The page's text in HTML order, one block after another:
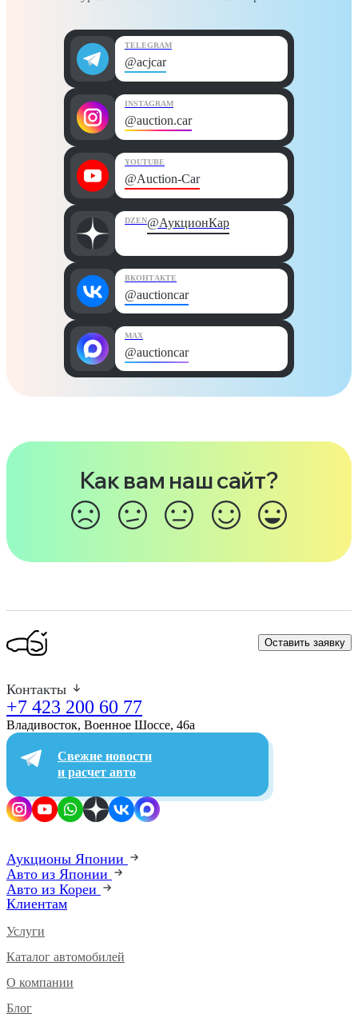
TELEGRAM
@acjcar
INSTAGRAM
@auction.car
YOUTUBE
@Auction-Car
DZEN@АукционКар
ВКОНТАКТЕ
@auctioncar
MAX
@auctioncar
Как вам наш сайт?
Оставить заявку
Контакты
+7 423 200 60 77
Владивосток, Военное Шоссе, 46а​
Свежие новости
и расчет авто
Аукционы Японии
Авто из Японии
Авто из Кореи
Клиентам
Услуги
Каталог автомобилей
О компании
Блог